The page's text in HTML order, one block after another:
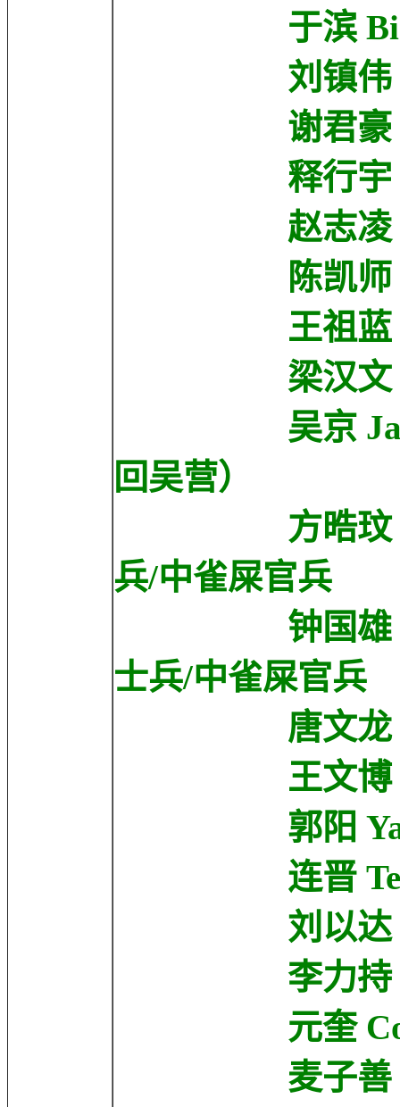
于滨 Bin
刘镇伟
谢君豪
释行宇
赵志凌 Chiu
陈凯师 Kai
王祖蓝 Cho-
梁汉文
吴京 Jacky
回吴营）
方晧玟
兵/中雀屎官兵
钟国雄
士兵/中雀屎官兵
唐文龙
王文博
郭阳 Yang
连晋
刘以达
李力持 Lik-
元奎 Corey
麦子善